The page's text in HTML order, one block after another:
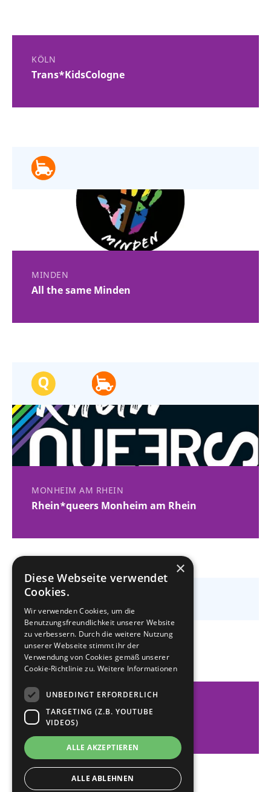
KÖLN
Trans*KidsCologne
MINDEN
All the same Minden
MONHEIM AM RHEIN
Rhein*queers Monheim am Rhein
WUPPERTAL
BJ Wuppertal e.V.
×
Diese Webseite verwendet
Cookies.
Wir verwenden Cookies, um die
Benutzungsfreundlichkeit unserer Website
zu verbessern. Durch die weitere Nutzung
unserer Webseite stimmt ihr der
Verwendung von Cookies gemäß unserer
Cookie-Richtlinie zu. Weitere Informationen
UNBEDINGT ERFORDERLICH
TARGETING (Z.B. YOUTUBE
VIDEOS)
ALLE AKZEPTIEREN
ALLE ABLEHNEN